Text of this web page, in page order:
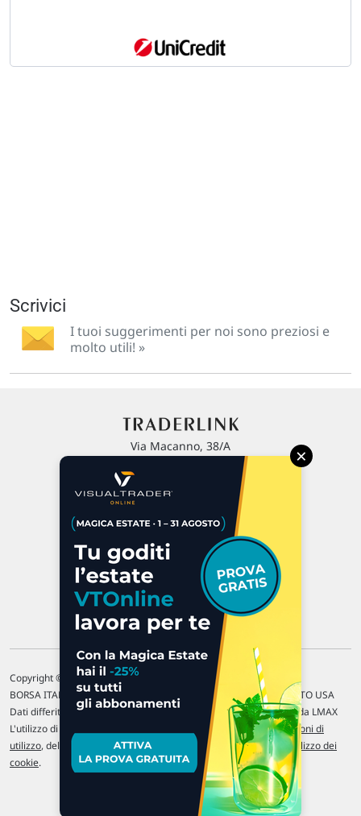
Scrivici
I tuoi suggerimenti per noi sono preziosi e
molto utili! »
Via Macanno, 38/A
P.IVA 02 452 460 401
Chi siamo
Commenti e segnalazioni
Contattaci
Copyright © 1996-2026 Traderlink Italia s.r.l.
BORSA ITALIANA Quotazioni di borsa differite di 15 min. / MERCATO USA
Dati differiti di 15 min. (fonte Intrinio) / FOREX Quotazioni fornite da LMAX
L'utilizzo di questo sito implica l'accettazione delle nostre Condizioni di
utilizzo, del Disclaimer MAR, delle Politiche sulla privacye dell' Utilizzo dei
cookie.
×